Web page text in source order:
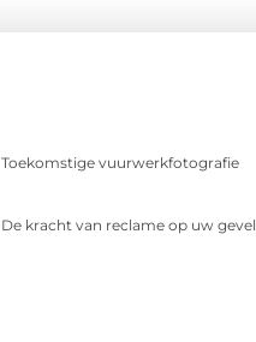
Toekomstige vuurwerkfotografie
De kracht van reclame op uw gevel